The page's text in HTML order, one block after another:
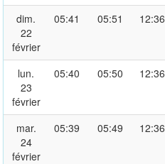
dim.
22
février
05:41 05:51 12:36
lun.
23
février
05:40 05:50 12:36
mar.
24
février
05:39 05:49 12:36